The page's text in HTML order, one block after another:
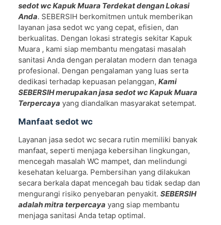
sedot wc Kapuk Muara Terdekat dengan Lokasi
Anda. SEBERSIH berkomitmen untuk memberikan
layanan jasa sedot wc yang cepat, efisien, dan
berkualitas. Dengan lokasi strategis sekitar Kapuk
Muara , kami siap membantu mengatasi masalah
sanitasi Anda dengan peralatan modern dan tenaga
profesional. Dengan pengalaman yang luas serta
dedikasi terhadap kepuasan pelanggan, Kami
SEBERSIH merupakan jasa sedot wc Kapuk Muara
Terpercaya yang diandalkan masyarakat setempat.
Manfaat sedot wc
Layanan jasa sedot wc secara rutin memiliki banyak
manfaat, seperti menjaga kebersihan lingkungan,
mencegah masalah WC mampet, dan melindungi
kesehatan keluarga. Pembersihan yang dilakukan
secara berkala dapat mencegah bau tidak sedap dan
mengurangi risiko penyebaran penyakit. SEBERSIH
adalah mitra terpercaya yang siap membantu
menjaga sanitasi Anda tetap optimal.